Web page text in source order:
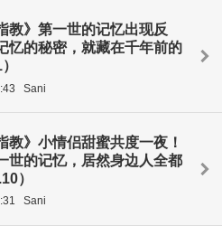
教》第一世的记忆出现反
忆的秘密，就藏在千年前的
Sani
教》小情侣甜蜜共度一夜！
世的记忆，居然身边人全都
）
Sani